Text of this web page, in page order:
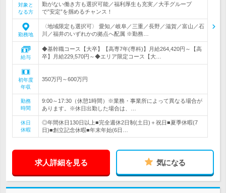
対象と
なる方
勤がない働き方も選択可能／福利厚生も充実／大手グループ
で”安定”を掴めるチャンス！
勤務地
〈地域限定も選択可〉 愛知／岐阜／三重／長野／滋賀／富山／石
川／福井のいずれかの拠点へ配属 ※勤務…
給与
◆基幹職コース【大卒】【高専7年(専科)】月給264,420円～【高
卒】月給229,570円～◆エリア限定コース【大…
初年度
年収
350万円～600万円
勤務
時間
9:00～17:30（休憩1時間）※業務・事業所によって異なる場合が
あります。※休日出勤した場合は、…
休日
休暇
◎年間休日130日以上■完全週休2日制(土日)＋祝日■夏季休暇(7
日)■創立記念休暇■年末年始(6日…
求人詳細を見る 気になる